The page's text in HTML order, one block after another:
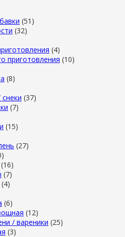
(51)
(32)
(4)
приготовления (10)
(8)
(37)
(7)
(15)
(27)
(16)
(7)
(4)
(6)
(12)
/ вареники (25)
(3)